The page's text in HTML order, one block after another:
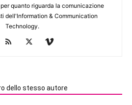
quanto riguarda la comunicazione
dell'lnformation & Communication
Technology.
dello stesso autore